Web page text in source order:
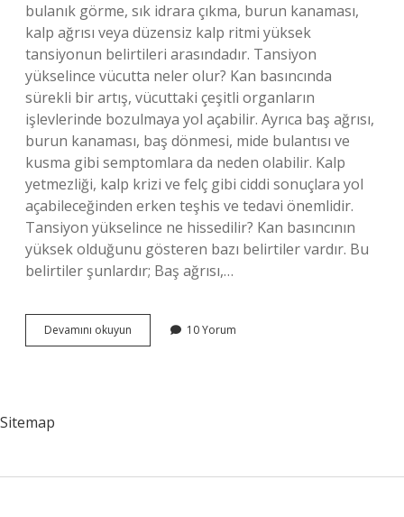
bulanık görme, sık idrara çıkma, burun kanaması,
kalp ağrısı veya düzensiz kalp ritmi yüksek
tansiyonun belirtileri arasındadır. Tansiyon
yükselince vücutta neler olur? Kan basıncında
sürekli bir artış, vücuttaki çeşitli organların
işlevlerinde bozulmaya yol açabilir. Ayrıca baş ağrısı,
burun kanaması, baş dönmesi, mide bulantısı ve
kusma gibi semptomlara da neden olabilir. Kalp
yetmezliği, kalp krizi ve felç gibi ciddi sonuçlara yol
açabileceğinden erken teşhis ve tedavi önemlidir.
Tansiyon yükselince ne hissedilir? Kan basıncının
yüksek olduğunu gösteren bazı belirtiler vardır. Bu
belirtiler şunlardır; Baş ağrısı,…
Devamını okuyun Tansiyon
Yükselmesi
10 Yorum
Sitemap